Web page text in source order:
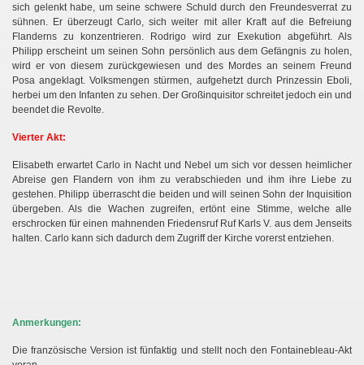
sich gelenkt habe, um seine schwere Schuld durch den Freundesverrat zu
sühnen. Er überzeugt Carlo, sich weiter mit aller Kraft auf die Befreiung
Flanderns zu konzentrieren. Rodrigo wird zur Exekution abgeführt. Als
Philipp erscheint um seinen Sohn persönlich aus dem Gefängnis zu holen,
wird er von diesem zurückgewiesen und des Mordes an seinem Freund
Posa angeklagt. Volksmengen stürmen, aufgehetzt durch Prinzessin Eboli,
herbei um den Infanten zu sehen. Der Großinquisitor schreitet jedoch ein und
beendet die Revolte.
Vierter Akt:
Elisabeth erwartet Carlo in Nacht und Nebel um sich vor dessen heimlicher
Abreise gen Flandern von ihm zu verabschieden und ihm ihre Liebe zu
gestehen. Philipp überrascht die beiden und will seinen Sohn der Inquisition
übergeben. Als die Wachen zugreifen, ertönt eine Stimme, welche alle
erschrocken für einen mahnenden Friedensruf Ruf Karls V. aus dem Jenseits
halten. Carlo kann sich dadurch dem Zugriff der Kirche vorerst entziehen.
Anmerkungen:
Die französische Version ist fünfaktig und stellt noch den Fontainebleau-Akt